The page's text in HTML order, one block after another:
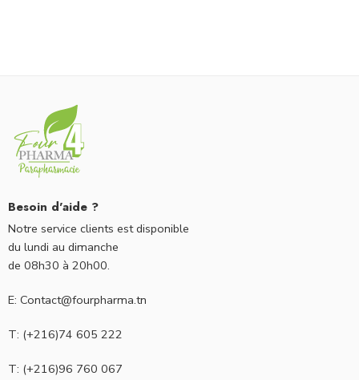
Besoin d'aide ?
Notre service clients est disponible
du lundi au dimanche
de 08h30 à 20h00.
E: Contact@fourpharma.tn
T: (+216)74 605 222
T: (+216)96 760 067